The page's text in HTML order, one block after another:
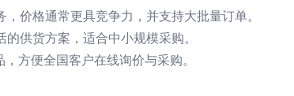
价格通常更具竞争力，并支持大批量订单。
供货方案，适合中小规模采购。
方便全国客户在线询价与采购。